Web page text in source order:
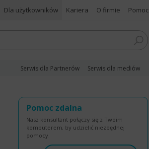
Dla użytkowników Kariera O firmie Pomoc
Serwis dla Partnerów Serwis dla mediów
Pomoc zdalna
Nasz konsultant połączy się z Twoim
komputerem, by udzielić niezbędnej
pomocy.